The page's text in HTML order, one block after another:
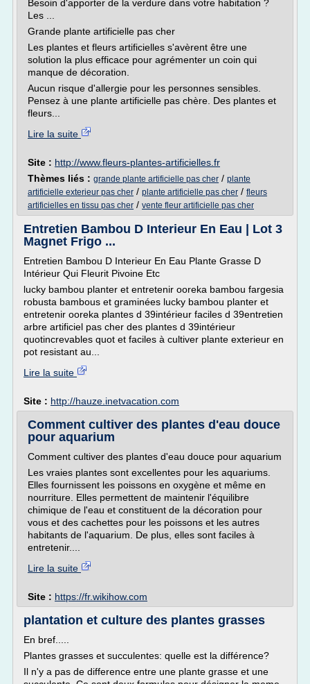
Besoin d'apporter de la verdure dans votre habitation ?
Les ...
Grande plante artificielle pas cher
Les plantes et fleurs artificielles s'avèrent être une
solution la plus efficace pour agrémenter un coin qui
manque de décoration.
Aucun risque d'allergie pour les personnes sensibles.
Pensez à une plante artificielle pas chère. Des plantes et
fleurs...
Lire la suite
Site : http://www.fleurs-plantes-artificielles.fr
Thèmes liés : grande plante artificielle pas cher / plante
artificielle exterieur pas cher / plante artificielle pas cher / fleurs
artificielles en tissu pas cher / vente fleur artificielle pas cher
Entretien Bambou D Interieur En Eau | Lot 3
Magnet Frigo ...
Entretien Bambou D Interieur En Eau Plante Grasse D
Intérieur Qui Fleurit Pivoine Etc
lucky bambou planter et entretenir ooreka bambou fargesia
robusta bambous et graminées lucky bambou planter et
entretenir ooreka plantes d 39intérieur faciles d 39entretien
arbre artificiel pas cher des plantes d 39intérieur
quotincrevables quot et faciles à cultiver plante exterieur en
pot resistant au...
Lire la suite
Site : http://hauze.inetvacation.com
Comment cultiver des plantes d'eau douce
pour aquarium
Comment cultiver des plantes d'eau douce pour aquarium
Les vraies plantes sont excellentes pour les aquariums.
Elles fournissent les poissons en oxygène et même en
nourriture. Elles permettent de maintenir l'équilibre
chimique de l'eau et constituent de la décoration pour
vous et des cachettes pour les poissons et les autres
habitants de l'aquarium. De plus, elles sont faciles à
entretenir....
Lire la suite
Site : https://fr.wikihow.com
plantation et culture des plantes grasses
En bref.....
Plantes grasses et succulentes: quelle est la différence?
Il n'y a pas de difference entre une plante grasse et une